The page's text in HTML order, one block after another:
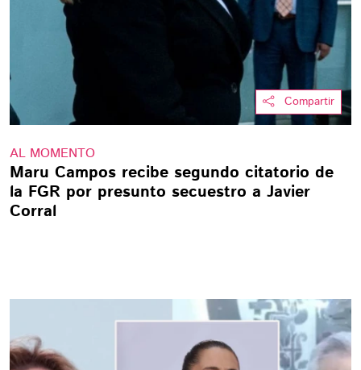
Compartir
AL MOMENTO
Maru Campos recibe segundo citatorio de
la FGR por presunto secuestro a Javier
Corral